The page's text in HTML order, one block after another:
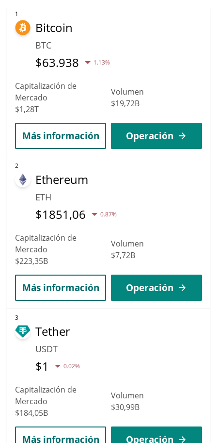
1
Bitcoin
BTC
$63.938 1.13%
Capitalización de
Mercado
$1,28T
Volumen
$19,72B
Más información Operación
2
Ethereum
ETH
$1851,06 0.87%
Capitalización de
Mercado
$223,35B
Volumen
$7,72B
Más información Operación
3
Tether
USDT
$1 0.02%
Capitalización de
Mercado
$184,05B
Volumen
$30,99B
Más información Operación